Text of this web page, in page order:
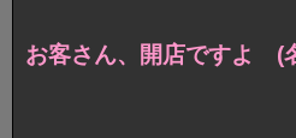
お客さん、開店ですよ (